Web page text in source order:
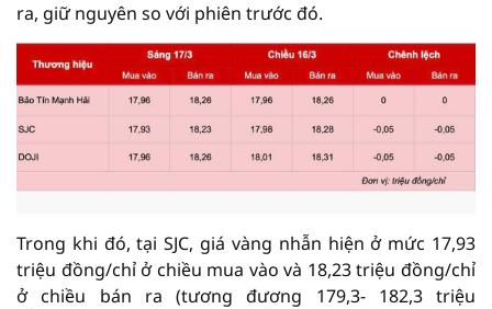
ra, giữ nguyên so với phiên trước đó.
Trong khi đó, tại SJC, giá vàng nhẫn hiện ở mức 17,93
triệu đồng/chỉ ở chiều mua vào và 18,23 triệu đồng/chỉ
ở chiều bán ra (tương đương 179,3- 182,3 triệu